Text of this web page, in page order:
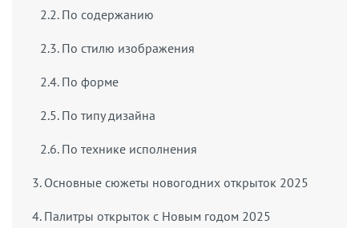
2.2. По содержанию
2.3. По стилю изображения
2.4. По форме
2.5. По типу дизайна
2.6. По технике исполнения
3. Основные сюжеты новогодних открыток 2025
4. Палитры открыток с Новым годом 2025